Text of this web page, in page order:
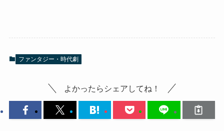
ファンタジー・時代劇
よかったらシェアしてね！